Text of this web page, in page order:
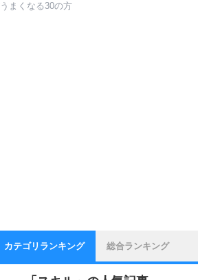
まくなる30の方
カテゴリランキング 総合ランキング